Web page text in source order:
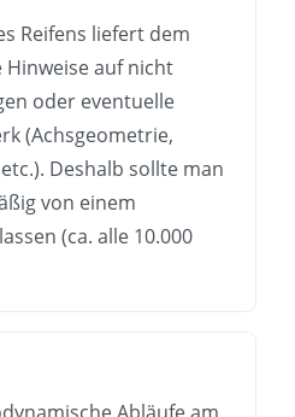
Reifens liefert dem
Hinweise auf nicht
oder eventuelle
(Achsgeometrie,
Deshalb sollte man
von einem
(ca. alle 10.000